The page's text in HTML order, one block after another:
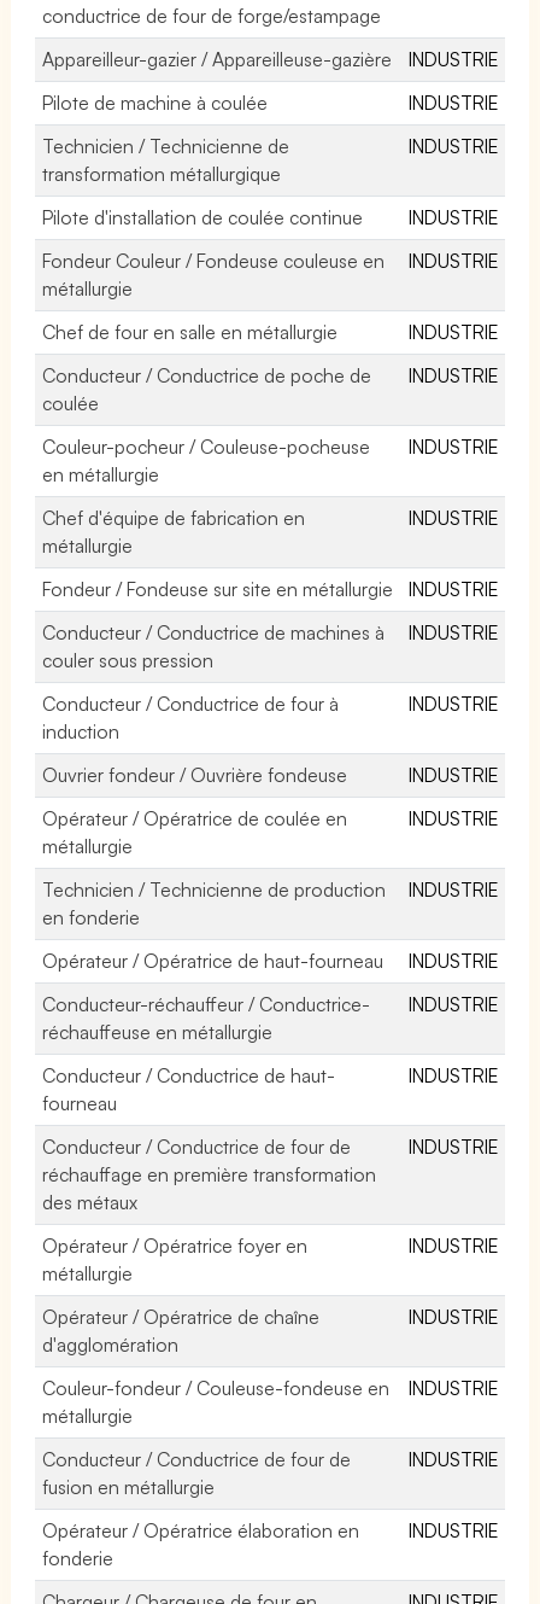
conductrice de four de forge/estampage
Appareilleur-gazier / Appareilleuse-gazière
INDUSTRIE
Pilote de machine à coulée
INDUSTRIE
Technicien / Technicienne de
transformation métallurgique
INDUSTRIE
Pilote d'installation de coulée continue
INDUSTRIE
Fondeur Couleur / Fondeuse couleuse en
métallurgie
INDUSTRIE
Chef de four en salle en métallurgie
INDUSTRIE
Conducteur / Conductrice de poche de
coulée
INDUSTRIE
Couleur-pocheur / Couleuse-pocheuse
en métallurgie
INDUSTRIE
Chef d'équipe de fabrication en
métallurgie
INDUSTRIE
Fondeur / Fondeuse sur site en métallurgie
INDUSTRIE
Conducteur / Conductrice de machines à
couler sous pression
INDUSTRIE
Conducteur / Conductrice de four à
induction
INDUSTRIE
Ouvrier fondeur / Ouvrière fondeuse
INDUSTRIE
Opérateur / Opératrice de coulée en
métallurgie
INDUSTRIE
Technicien / Technicienne de production
en fonderie
INDUSTRIE
Opérateur / Opératrice de haut-fourneau
INDUSTRIE
Conducteur-réchauffeur / Conductrice-
réchauffeuse en métallurgie
INDUSTRIE
Conducteur / Conductrice de haut-
fourneau
INDUSTRIE
Conducteur / Conductrice de four de
réchauffage en première transformation
des métaux
INDUSTRIE
Opérateur / Opératrice foyer en
métallurgie
INDUSTRIE
Opérateur / Opératrice de chaîne
d'agglomération
INDUSTRIE
Couleur-fondeur / Couleuse-fondeuse en
métallurgie
INDUSTRIE
Conducteur / Conductrice de four de
fusion en métallurgie
INDUSTRIE
Opérateur / Opératrice élaboration en
fonderie
INDUSTRIE